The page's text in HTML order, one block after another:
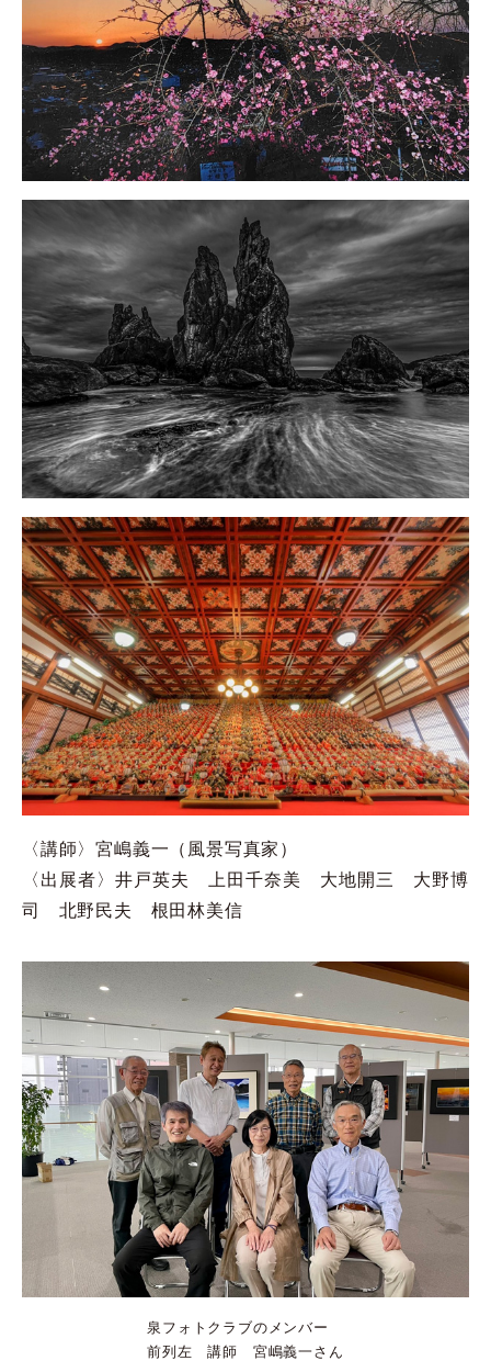
〈講師〉宮嶋義一（風景写真家）
〈出展者〉井戸英夫 上田千奈美 大地開三 大野博
司 北野民夫 根田林美信
泉フォトクラブのメンバー
前列左 講師 宮嶋義一さん